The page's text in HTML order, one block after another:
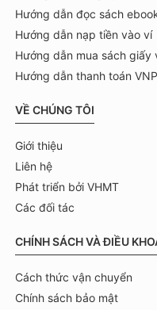
Hướng dẫn đọc sách
Hướng dẫn nạp tiền vào ví
Hướng dẫn mua sách
Hướng dẫn thanh toán
VỀ CHÚNG TÔI
Giới thiệu
Liên hệ
Phát triển bởi VHMT
Các đối tác
CHÍNH SÁCH VÀ ĐIỀU
Cách thức vận chuyển
Chính sách bảo mật